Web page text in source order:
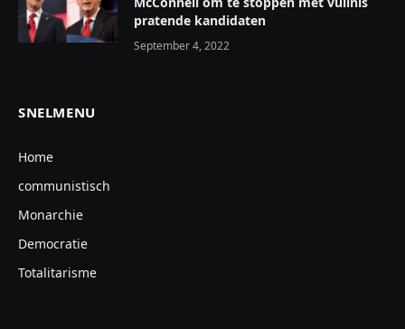
pratende kandidaten
September 4, 2022
SNELMENU
Home
communistisch
Monarchie
Democratie
Totalitarisme